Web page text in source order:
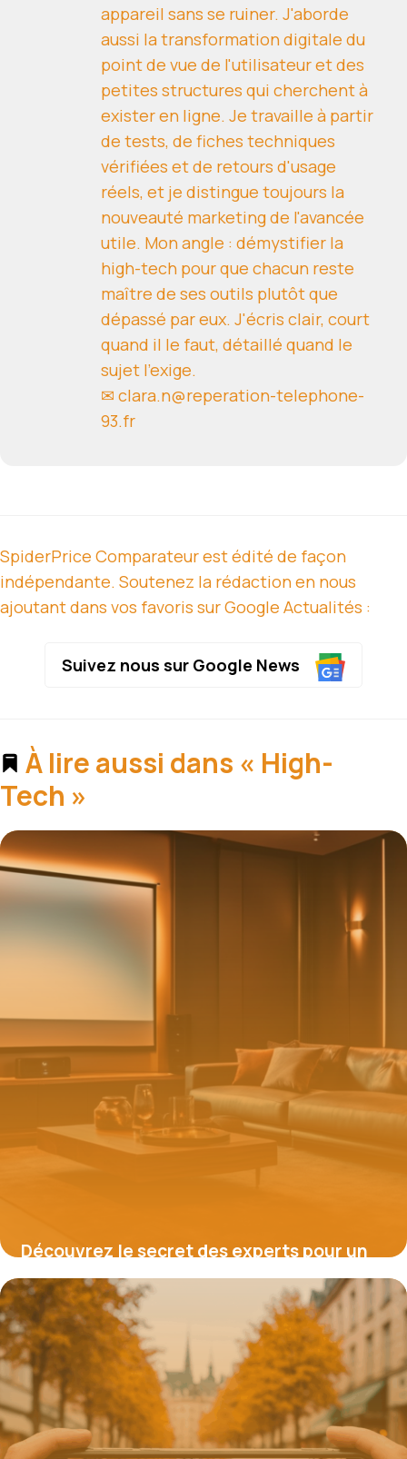
appareil sans se ruiner. J'aborde
aussi la transformation digitale du
point de vue de l'utilisateur et des
petites structures qui cherchent à
exister en ligne. Je travaille à partir
de tests, de fiches techniques
vérifiées et de retours d'usage
réels, et je distingue toujours la
nouveauté marketing de l'avancée
utile. Mon angle : démystifier la
high-tech pour que chacun reste
maître de ses outils plutôt que
dépassé par eux. J'écris clair, court
quand il le faut, détaillé quand le
sujet l'exige.
✉ clara.n@reperation-telephone-
93.fr
SpiderPrice Comparateur est édité de façon
indépendante. Soutenez la rédaction en nous
ajoutant dans vos favoris sur Google Actualités :
Suivez nous sur Google News
À lire aussi dans « High-
Tech »
Découvrez le secret des experts pour un
son immersif : Votre guide pour choisir
l’enceinte idéale pour votre
vidéoprojecteur
16 juin 2026